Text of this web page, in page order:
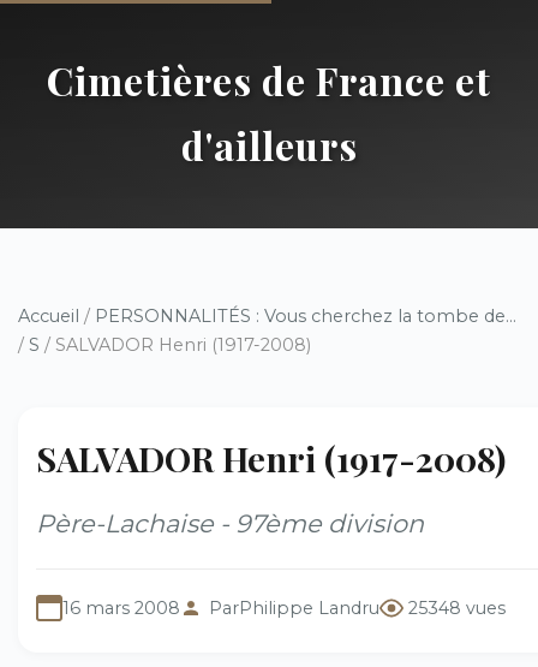
Cimetières de France et
d'ailleurs
Accueil / PERSONNALITÉS : Vous cherchez la tombe de...
/ S / SALVADOR Henri (1917-2008)
SALVADOR Henri (1917-2008)
Père-Lachaise - 97ème division
16 mars 2008 ParPhilippe Landru 25348 vues